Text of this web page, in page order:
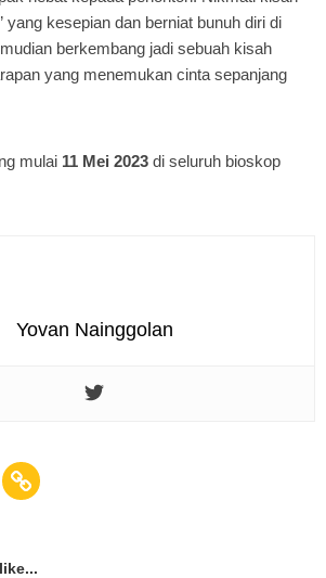
yang kesepian dan berniat bunuh diri di
berkembang jadi sebuah kisah
yang menemukan cinta sepanjang
mulai 11 Mei 2023 di seluruh bioskop
Yovan Nainggolan